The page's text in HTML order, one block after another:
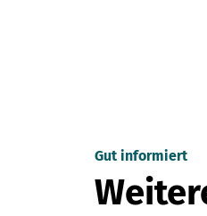
Gut informiert